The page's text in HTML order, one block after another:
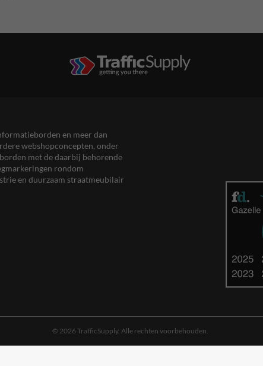
en meer dan
webshopconcepten, onder
met de daarbij behorende
rondom
en duurzaam straatmeubilair
© 2026 TrafficSupply. Alle rechten voorbehouden.